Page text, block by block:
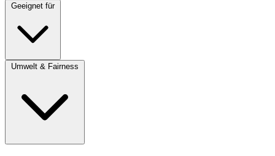
Geeignet für
Umwelt & Fairness